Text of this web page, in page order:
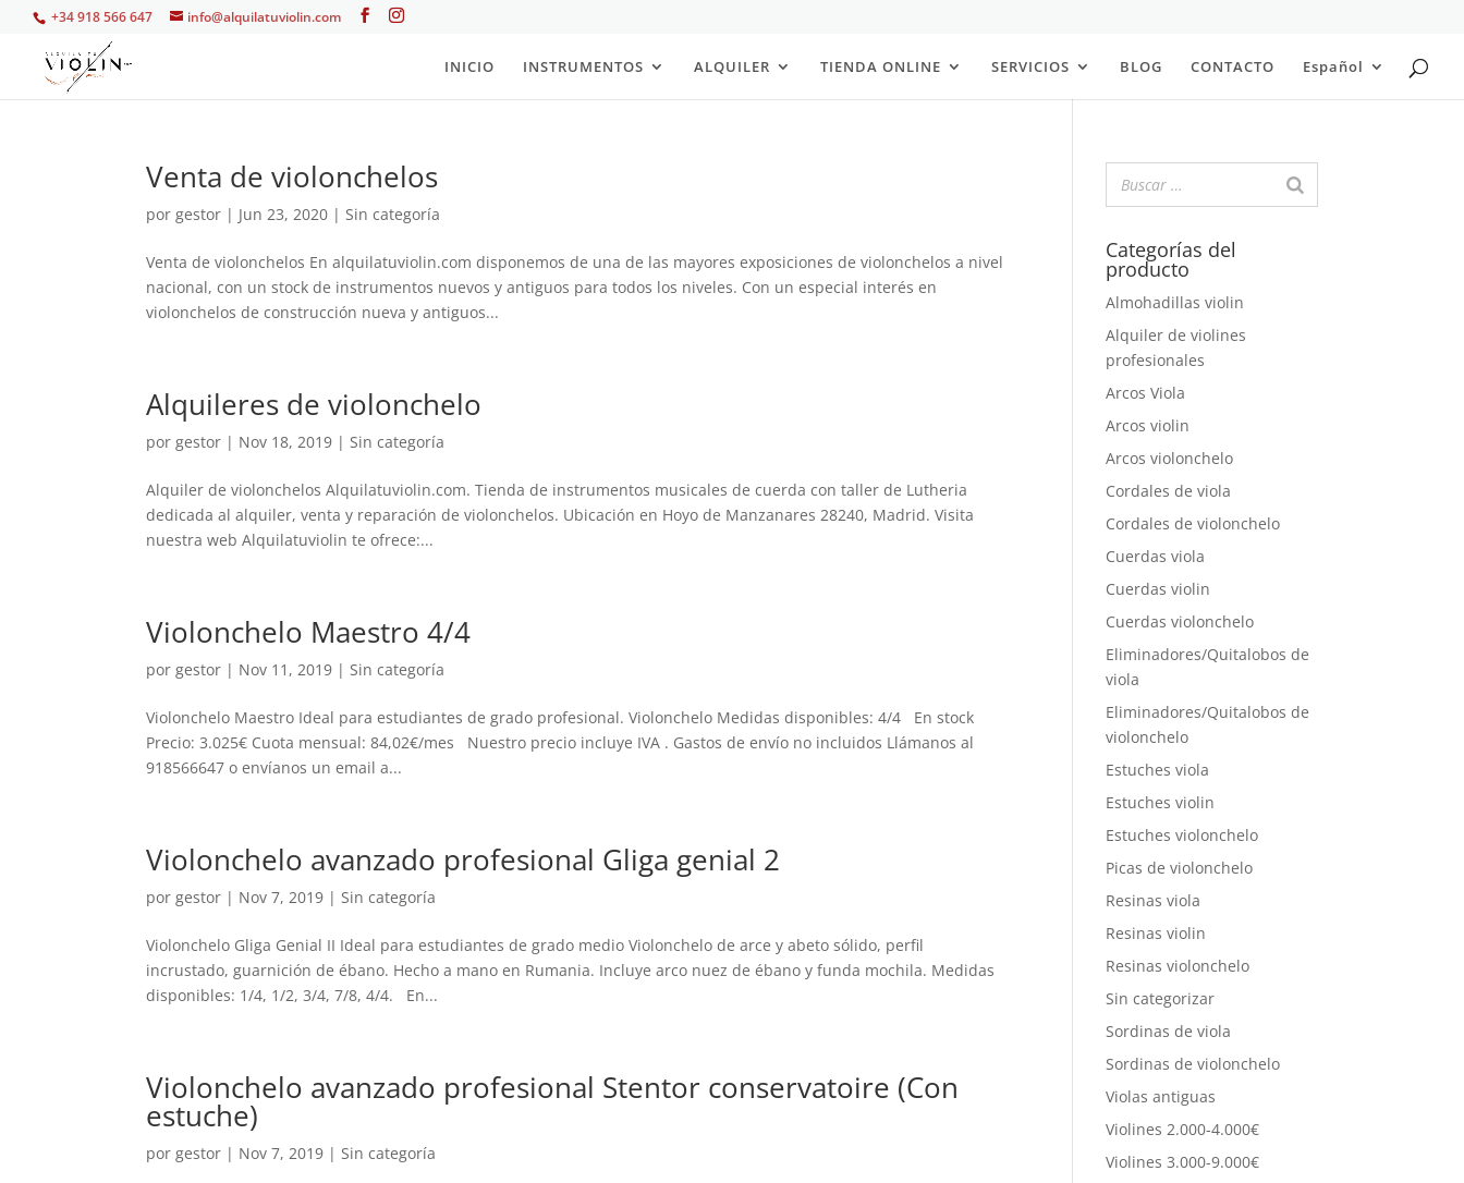
+34 918 566 647 info@alquilatuviolin.com
INICIO INSTRUMENTOS ALQUILER TIENDA ONLINE SERVICIOS BLOG CONTACTO Español
Venta de violonchelos
porgestor | Jun 23, 2020 | Sin categoría
Venta de violonchelos En alquilatuviolin.com disponemos de una de las mayores exposiciones de violonchelos a nivel
nacional, con un stock de instrumentos nuevos y antiguos para todos los niveles. Con un especial interés en
violonchelos de construcción nueva y antiguos...
Alquileres de violonchelo
porgestor | Nov 18, 2019 | Sin categoría
Alquiler de violonchelos Alquilatuviolin.com. Tienda de instrumentos musicales de cuerda con taller de Lutheria
dedicada al alquiler, venta y reparación de violonchelos. Ubicación en Hoyo de Manzanares 28240, Madrid. Visita
nuestra web Alquilatuviolin te ofrece:...
Violonchelo Maestro 4/4
porgestor | Nov 11, 2019 | Sin categoría
Violonchelo Maestro Ideal para estudiantes de grado profesional. Violonchelo Medidas disponibles: 4/4 En stock
Precio: 3.025€ Cuota mensual: 84,02€/mes Nuestro precio incluye IVA . Gastos de envío no incluidos Llámanos al
918566647 o envíanos un email a...
Violonchelo avanzado profesional Gliga genial 2
porgestor | Nov 7, 2019 | Sin categoría
Violonchelo Gliga Genial II Ideal para estudiantes de grado medio Violonchelo de arce y abeto sólido, perfil
incrustado, guarnición de ébano. Hecho a mano en Rumania. Incluye arco nuez de ébano y funda mochila. Medidas
disponibles: 1/4, 1/2, 3/4, 7/8, 4/4. En...
Violonchelo avanzado profesional Stentor conservatoire (Con
estuche)
porgestor | Nov 7, 2019 | Sin categoría
Categorías del
producto
Almohadillas violin
Alquiler de violines
profesionales
Arcos Viola
Arcos violin
Arcos violonchelo
Cordales de viola
Cordales de violonchelo
Cuerdas viola
Cuerdas violin
Cuerdas violonchelo
Eliminadores/Quitalobos de
viola
Eliminadores/Quitalobos de
violonchelo
Estuches viola
Estuches violin
Estuches violonchelo
Picas de violonchelo
Resinas viola
Resinas violin
Resinas violonchelo
Sin categorizar
Sordinas de viola
Sordinas de violonchelo
Violas antiguas
Violines 2.000-4.000€
Violines 3.000-9.000€